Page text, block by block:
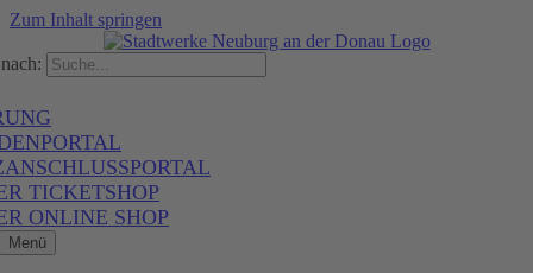
Zum Inhalt springen
TICKETSHOP
ONLINE SHOP
Menü